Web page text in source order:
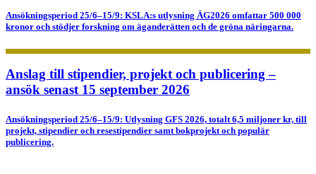
Ansökningsperiod 25/6–15/9: KSLA:s utlysning ÄG2026 omfattar 500 000
kronor och stödjer forskning om äganderätten och de gröna näringarna.
Anslag till stipendier, projekt och publicering –
ansök senast 15 september 2026
Ansökningsperiod 25/6–15/9: Utlysning GFS 2026, totalt 6,5 miljoner kr, till
projekt, stipendier och resestipendier samt bokprojekt och populär
publicering.